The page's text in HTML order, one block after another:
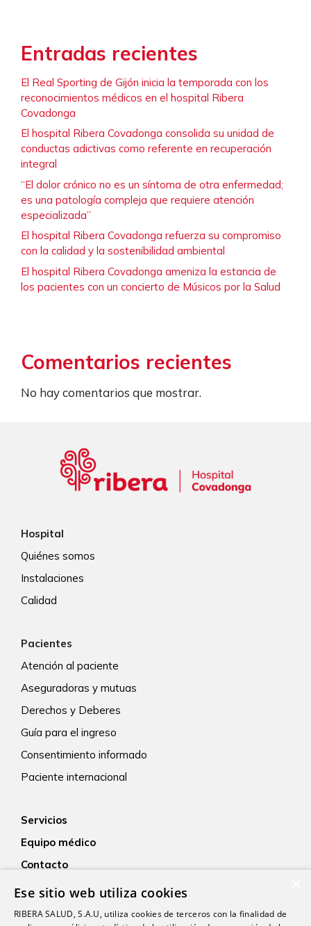
Entradas recientes
El Real Sporting de Gijón inicia la temporada con los
reconocimientos médicos en el hospital Ribera
Covadonga
El hospital Ribera Covadonga consolida su unidad de
conductas adictivas como referente en recuperación
integral
“El dolor crónico no es un síntoma de otra enfermedad;
es una patología compleja que requiere atención
especializada”
El hospital Ribera Covadonga refuerza su compromiso
con la calidad y la sostenibilidad ambiental
El hospital Ribera Covadonga ameniza la estancia de
los pacientes con un concierto de Músicos por la Salud
Comentarios recientes
No hay comentarios que mostrar.
Hospital
Quiénes somos
Instalaciones
Calidad
Pacientes
Atención al paciente
Aseguradoras y mutuas
Derechos y Deberes
Guía para el ingreso
Consentimiento informado
Paciente internacional
Servicios
Equipo médico
Contacto
Empleo
Actualidad
Ese sitio web utiliza cookies
RIBERA SALUD, S.A.U, utiliza cookies de terceros con la finalidad de